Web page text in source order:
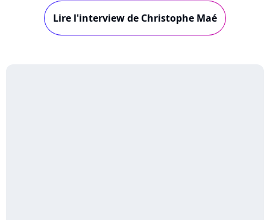
coup de tête a donné l'impulsion de ce projet
porté par des valeurs "essentielles" comme la
Lire l'interview de Christophe Maé